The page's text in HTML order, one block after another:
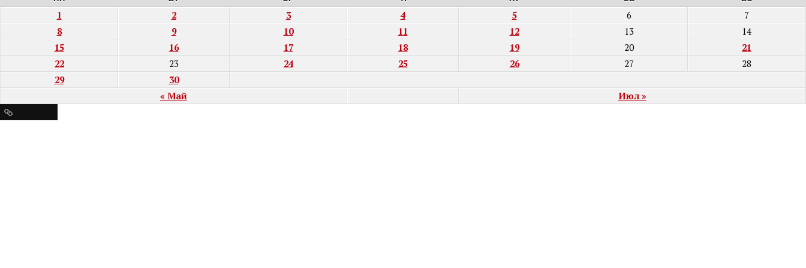
« Май Июл »
1 2 3 4 5 6
7
8
9 10 11 12 13
14
15
16 17 18 19 20
21
22
23 24 25 26 27
28
29
30